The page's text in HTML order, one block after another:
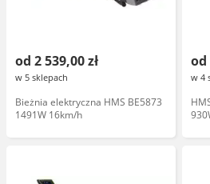
od 2 539,00 zł
w 5 sklepach
Bieżnia elektryczna HMS BE5873
1491W 16km/h
od
w 4